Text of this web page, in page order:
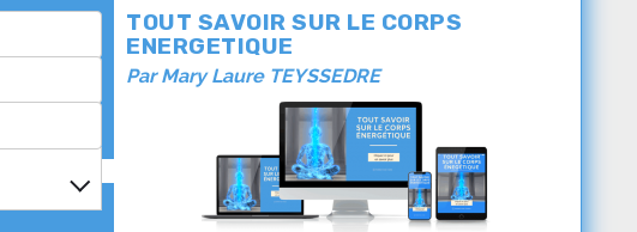
TOUT SAVOIR SUR LE CORPS
ENERGETIQUE
Par Mary Laure TEYSSEDRE